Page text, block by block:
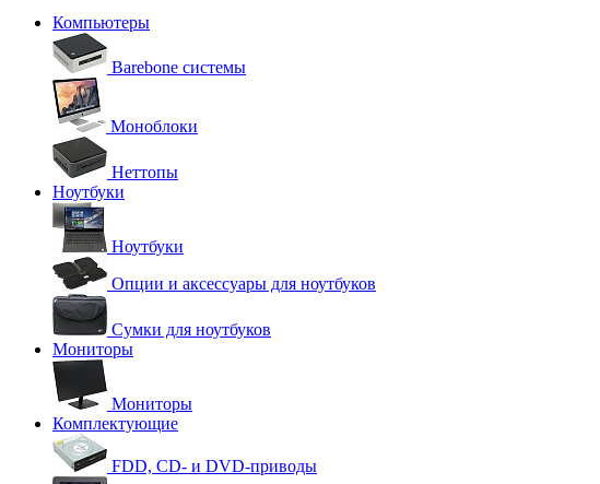
Компьютеры
Barebone системы
Моноблоки
Неттопы
Ноутбуки
Ноутбуки
Опции и аксессуары для ноутбуков
Сумки для ноутбуков
Мониторы
Мониторы
Комплектующие
FDD, CD- и DVD-приводы